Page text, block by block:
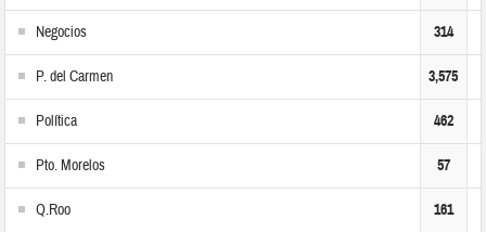
Negocios 314
P. del Carmen 3,575
Política 462
Pto. Morelos 57
Q.Roo 161